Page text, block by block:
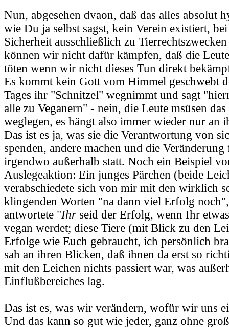
Nun, abgesehen dvaon, daß das alles absolut
wie Du ja selbst sagst, kein Verein existiert,
Sicherheit ausschließlich zu
können wir nicht dafür kämpfen, daß die
töten wenn wir nicht dieses Tun direkt
Es kommt kein Gott vom Himmel geschwebt
Tages ihr "Schnitzel" wegnimmt und sagt
alle zu Veganern" - nein, die Leute msüsen
weglegen, es hängt also immer wieder nur an
Das ist es ja, was sie die Verantwortung von
spenden, andere machen und die
irgendwo außerhalb statt. Noch ein Beispiel
Auslegeaktion: Ein junges Pärchen (beide
verabschiedete sich von mir mit den wirklich
klingenden Worten "na dann viel Erfolg
antwortete "Ihr seid der Erfolg, wenn Ihr
vegan werdet; diese Tiere (mit Blick zu den
Erfolge wie Euch gebraucht, ich persönlich
sah an ihren Blicken, daß ihnen da erst so
mit den Leichen nichts passiert war, was
Einflußbereiches lag.
Das ist es, was wir verändern, wofür wir uns
Und das kann so gut wie jeder, ganz ohne